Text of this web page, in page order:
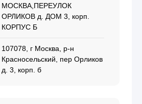
МОСКВА,ПЕРЕУЛОК
ОРЛИКОВ д. ДОМ 3, корп.
КОРПУС Б
107078, г Москва, р-н
Красносельский, пер Орликов
д. 3, корп. б